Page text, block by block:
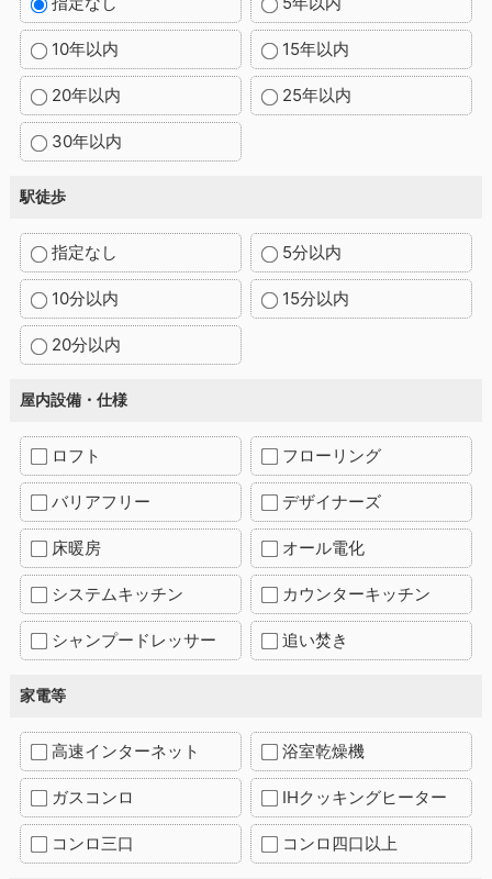
10年以内 15年以内
20年以内 25年以内
30年以内
駅徒歩
指定なし 5分以内
10分以内 15分以内
20分以内
屋内設備・仕様
ロフト フローリング
バリアフリー デザイナーズ
床暖房 オール電化
システムキッチン カウンターキッチン
シャンプードレッサー 追い焚き
家電等
高速インターネット 浴室乾燥機
ガスコンロ IHクッキングヒーター
コンロ三口 コンロ四口以上